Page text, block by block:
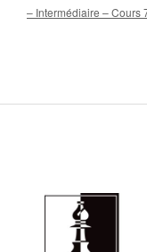
– Intermédiaire – Cours